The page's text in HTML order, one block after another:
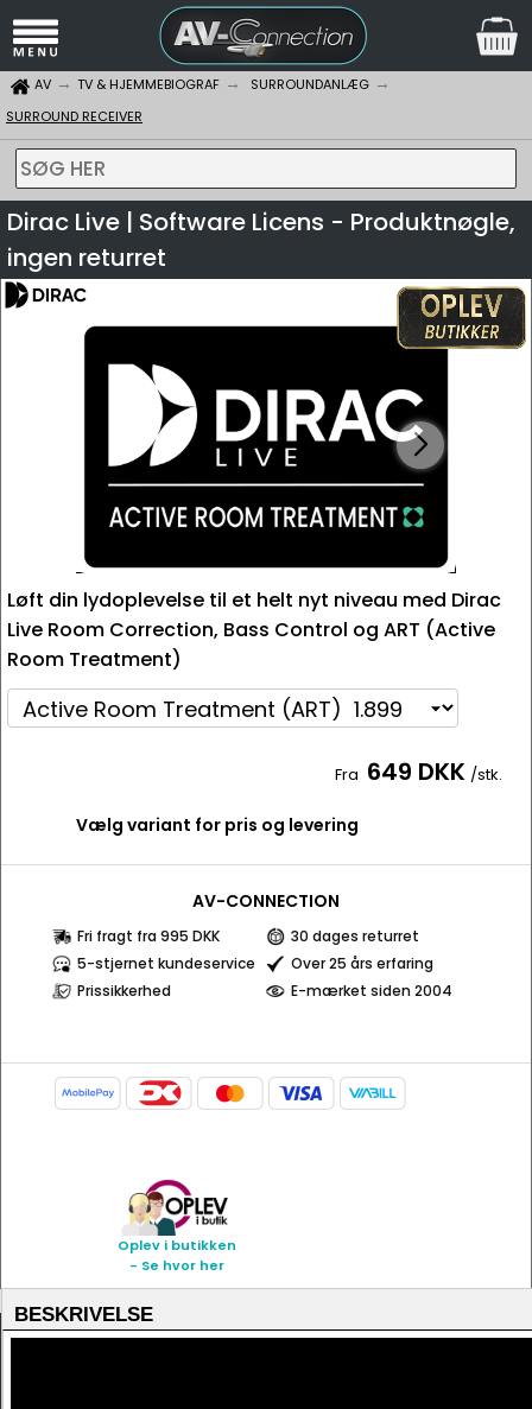
AV TV & HJEMMEBIOGRAF
SURROUNDANLÆG
SURROUND RECEIVER
SØG HER
Dirac Live | Software Licens - Produktnøgle,
ingen returret
Løft din lydoplevelse til et helt nyt niveau med Dirac
Live Room Correction, Bass Control og ART (Active
Room Treatment)
Fra 649 DKK /stk.
Vælg variant for pris og levering
AV-CONNECTION
Fri fragt fra 995 DKK
30 dages returret
5-stjernet kundeservice
Over 25 års erfaring
Prissikkerhed
E-mærket siden 2004
Oplev i butikken
- Se hvor her
BESKRIVELSE